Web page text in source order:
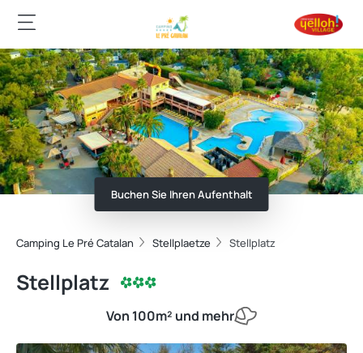
Buchen Sie Ihren Aufenthalt
Camping Le Pré Catalan Stellplaetze Stellplatz
Stellplatz
Von 100m² und mehr